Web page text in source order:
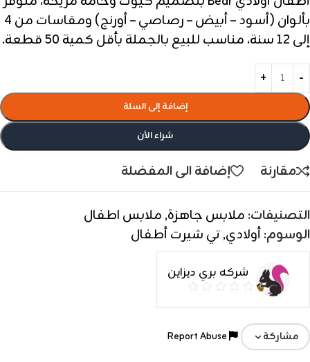
بألوان (أسود – أبيض – رصاصي – أورنج) ومقاسات من 4
إلى 12 سنة، مناسب للبيع بالجملة بأقل كمية 50 قطعة.
إضافة إلى السلة
شراء الأن
مقارنة إضافة الى المفضلة
التصنيفات: ملابس جاهزة, ملابس اطفال
الوسوم:أولادي,تي شيرت أطفال
شركه بري ديزاين
مشاركة